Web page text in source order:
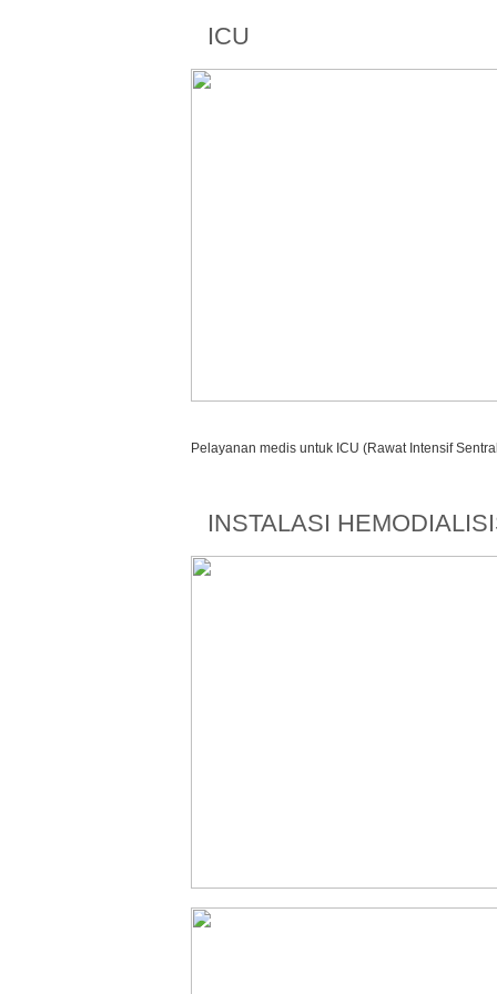
ICU
Pelayanan medis untuk ICU (Rawat Intensif
INSTALASI